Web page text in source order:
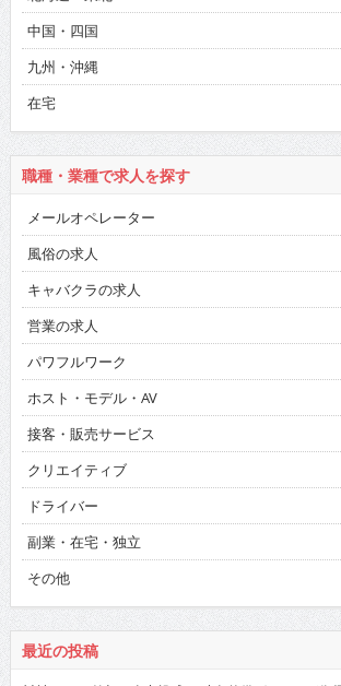
中国・四国
九州・沖縄
在宅
職種・業種で求人を探す
メールオペレーター
風俗の求人
キャバクラの求人
営業の求人
パワフルワーク
ホスト・モデル・AV
接客・販売サービス
クリエイティブ
ドライバー
副業・在宅・独立
その他
最近の投稿